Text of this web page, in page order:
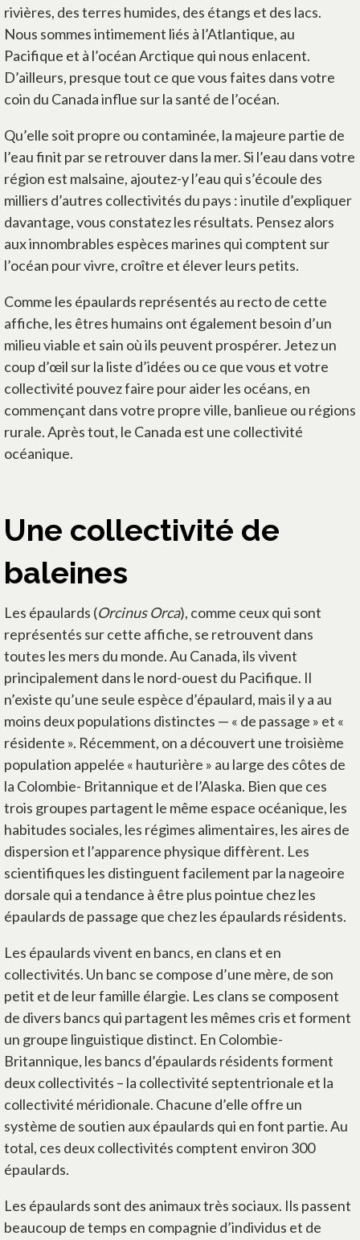
rivières, des terres humides, des étangs et des lacs.
Nous sommes intimement liés à l’Atlantique, au
Pacifique et à l’océan Arctique qui nous enlacent.
D’ailleurs, presque tout ce que vous faites dans votre
coin du Canada influe sur la santé de l’océan.
Qu’elle soit propre ou contaminée, la majeure partie de
l’eau finit par se retrouver dans la mer. Si l’eau dans votre
région est malsaine, ajoutez-y l’eau qui s’écoule des
milliers d’autres collectivités du pays : inutile d’expliquer
davantage, vous constatez les résultats. Pensez alors
aux innombrables espèces marines qui comptent sur
l’océan pour vivre, croître et élever leurs petits.
Comme les épaulards représentés au recto de cette
affiche, les êtres humains ont également besoin d’un
milieu viable et sain où ils peuvent prospérer. Jetez un
coup d’œil sur la liste d’idées ou ce que vous et votre
collectivité pouvez faire pour aider les océans, en
commençant dans votre propre ville, banlieue ou régions
rurale. Après tout, le Canada est une collectivité
océanique.
Une collectivité de
baleines
Les épaulards (Orcinus Orca), comme ceux qui sont
représentés sur cette affiche, se retrouvent dans
toutes les mers du monde. Au Canada, ils vivent
principalement dans le nord-ouest du Pacifique. Il
n’existe qu’une seule espèce d’épaulard, mais il y a au
moins deux populations distinctes — « de passage » et «
résidente ». Récemment, on a découvert une troisième
population appelée « hauturière » au large des côtes de
la Colombie- Britannique et de l’Alaska. Bien que ces
trois groupes partagent le même espace océanique, les
habitudes sociales, les régimes alimentaires, les aires de
dispersion et l’apparence physique diffèrent. Les
scientifiques les distinguent facilement par la nageoire
dorsale qui a tendance à être plus pointue chez les
épaulards de passage que chez les épaulards résidents.
Les épaulards vivent en bancs, en clans et en
collectivités. Un banc se compose d’une mère, de son
petit et de leur famille élargie. Les clans se composent
de divers bancs qui partagent les mêmes cris et forment
un groupe linguistique distinct. En Colombie-
Britannique, les bancs d’épaulards résidents forment
deux collectivités – la collectivité septentrionale et la
collectivité méridionale. Chacune d’elle offre un
système de soutien aux épaulards qui en font partie. Au
total, ces deux collectivités comptent environ 300
épaulards.
Les épaulards sont des animaux très sociaux. Ils passent
beaucoup de temps en compagnie d’individus et de